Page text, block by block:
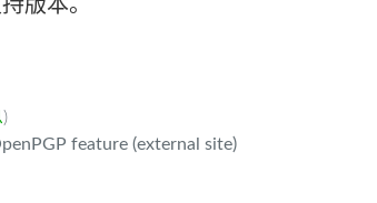
)
feature (external site)